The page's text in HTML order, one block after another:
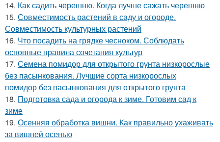
14. Как садить черешню. Когда лучше сажать черешню
15. Совместимость растений в саду и огороде.
Совместимость культурных растений
16. Что посадить на грядке чесноком. Соблюдать
основные правила сочетания культур
17. Семена помидор для открытого грунта низкорослые
без пасынкования. Лучшие сорта низкорослых
помидор без пасынкования для открытого грунта
18. Подготовка сада и огорода к зиме. Готовим сад к
зиме
19. Осенняя обработка вишни. Как правильно ухаживать
за вишней осенью